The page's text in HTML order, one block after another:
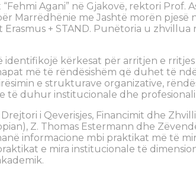
Agani” në Gjakovë, rektori Prof.
Marrëdhënie me Jashtë morën pjesë
Erasmus + STAND. Punëtoria u
identifikojë kërkesat për arritjen e rritjes
më të rëndësishëm që duhet të
e strukturave organizative,
të duhur institucionale dhe
i Qeverisjes, Financimit dhe
Z. Thomas Estermann dhe
informacione mbi praktikat më të
e mira institucionale të